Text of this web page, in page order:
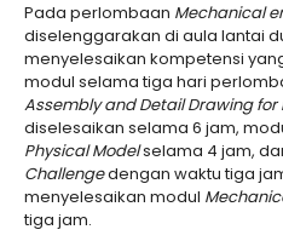
Pada perlombaan Mechanical
diselenggarakan di aula lantai
menyelesaikan kompetensi
modul selama tiga hari
Assembly and Detail Drawing
diselesaikan selama 6 jam,
Physical Modelselama 4 jam,
Challengedengan waktu tiga
menyelesaikan modul
tiga jam.